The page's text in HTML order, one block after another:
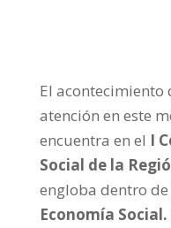
El acontecimiento
atención en este
encuentra en el I
Social de la
engloba dentro de
Economía Social.